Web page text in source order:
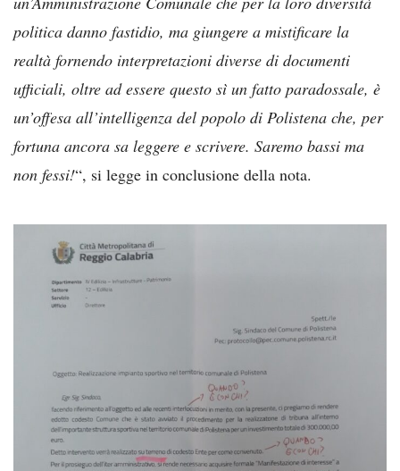
politica danno fastidio, ma giungere a mistificare la
realtà fornendo interpretazioni diverse di documenti
ufficiali, oltre ad essere questo sì un fatto paradossale, è
un’offesa all’intelligenza del popolo di Polistena che, per
fortuna ancora sa leggere e scrivere. Saremo bassi ma
non fessi!“, si legge in conclusione della nota.